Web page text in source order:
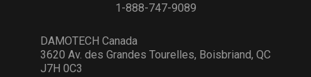
1-888-747-9089
DAMOTECH Canada
3620 Av. des Grandes Tourelles, Boisbriand, QC
J7H 0C3